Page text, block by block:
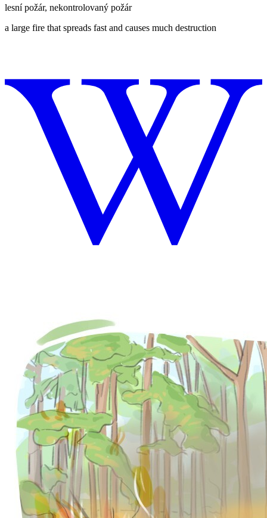
lesní požár, nekontrolovaný požár
a large fire that spreads fast and causes much destruction